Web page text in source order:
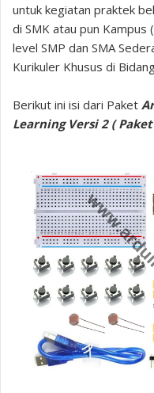
untuk kegiatan praktek
di SMK atau pun Kampus
level SMP dan SMA
Kurikuler Khusus di
Berikut ini isi dari Paket
Learning Versi 2 (